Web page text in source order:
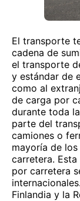
El transporte
cadena de
el transporte
y estándar de
como al
de carga por
durante toda
parte del
camiones o
mayoría de
carretera.
por carretera
Finlandia y la